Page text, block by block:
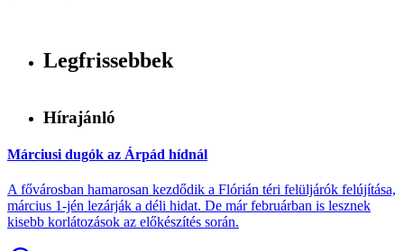
Legfrissebbek
Hírajánló
Márciusi dugók az Árpád hídnál
A fővárosban hamarosan kezdődik a Flórián téri felüljárók felújítása,
március 1-jén lezárják a déli hidat. De már februárban is lesznek
kisebb korlátozások az előkészítés során.